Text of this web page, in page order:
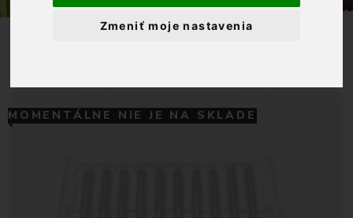
Zmeniť moje nastavenia
MOMENTÁLNE NIE JE NA SKLADE